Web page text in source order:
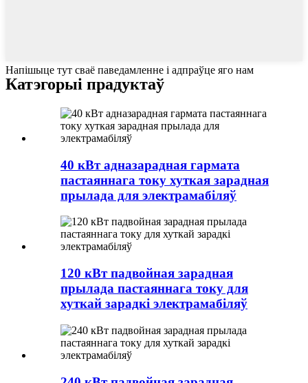
Напішыце тут сваё паведамленне і адпраўце яго нам
Катэгорыі прадуктаў
40 кВт адназарадная гармата
пастаяннага току хуткая зарадная
прылада для электрамабіляў
120 кВт падвойная зарадная
прылада пастаяннага току для
хуткай зарадкі электрамабіляў